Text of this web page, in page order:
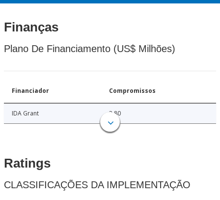
Finanças
Plano De Financiamento (US$ Milhões)
Financiador Compromissos
IDA Grant 2.80
Ratings
CLASSIFICAÇÕES DA IMPLEMENTAÇÃO